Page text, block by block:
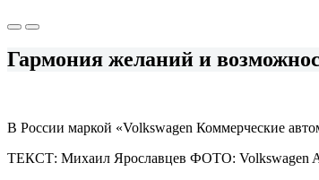
Гармония желаний и
В России маркой «Volkswagen Коммерческие
ТЕКСТ: Михаил Ярославцев ФОТО: Volkswagen